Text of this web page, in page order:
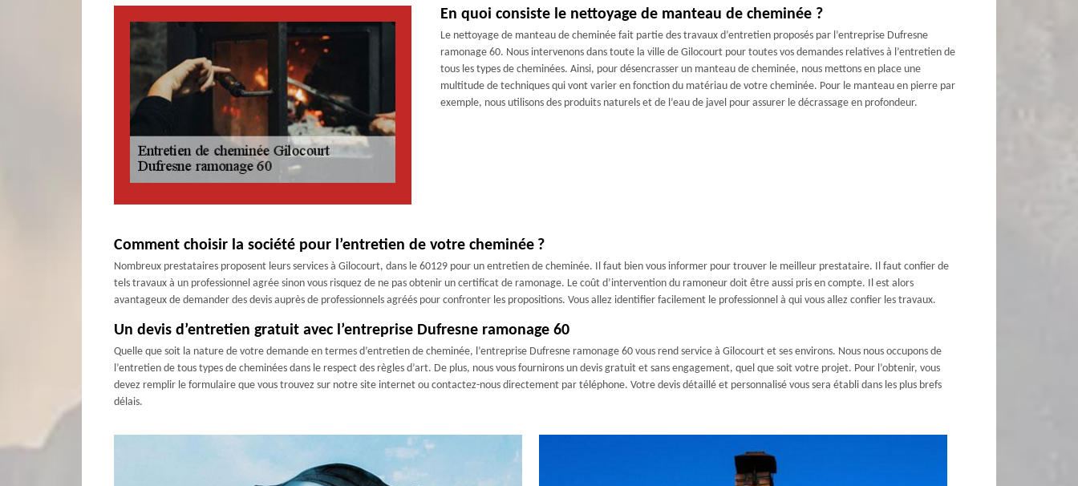
En quoi consiste le nettoyage de manteau de cheminée ?
Le nettoyage de manteau de cheminée fait partie des travaux d’entretien proposés par l’entreprise Dufresne
ramonage 60. Nous intervenons dans toute la ville de Gilocourt pour toutes vos demandes relatives à l’entretien de
tous les types de cheminées. Ainsi, pour désencrasser un manteau de cheminée, nous mettons en place une
multitude de techniques qui vont varier en fonction du matériau de votre cheminée. Pour le manteau en pierre par
exemple, nous utilisons des produits naturels et de l’eau de javel pour assurer le décrassage en profondeur.
Comment choisir la société pour l’entretien de votre cheminée ?
Nombreux prestataires proposent leurs services à Gilocourt, dans le 60129 pour un entretien de cheminée. Il faut bien vous informer pour trouver le meilleur prestataire. Il faut confier de
tels travaux à un professionnel agrée sinon vous risquez de ne pas obtenir un certificat de ramonage. Le coût d’intervention du ramoneur doit être aussi pris en compte. Il est alors
avantageux de demander des devis auprès de professionnels agréés pour confronter les propositions. Vous allez identifier facilement le professionnel à qui vous allez confier les travaux.
Un devis d’entretien gratuit avec l’entreprise Dufresne ramonage 60
Quelle que soit la nature de votre demande en termes d’entretien de cheminée, l’entreprise Dufresne ramonage 60 vous rend service à Gilocourt et ses environs. Nous nous occupons de
l’entretien de tous types de cheminées dans le respect des règles d’art. De plus, nous vous fournirons un devis gratuit et sans engagement, quel que soit votre projet. Pour l’obtenir, vous
devez remplir le formulaire que vous trouvez sur notre site internet ou contactez-nous directement par téléphone. Votre devis détaillé et personnalisé vous sera établi dans les plus brefs
délais.